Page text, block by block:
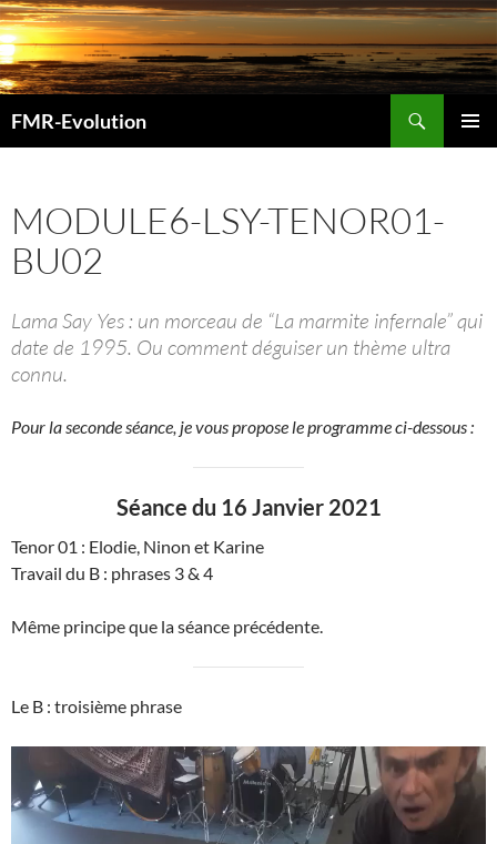
Aller
au
contenu
FMR-Evolution
MODULE6-LSY-TENOR01-
BU02
Lama Say Yes : un morceau de “La marmite infernale” qui
date de 1995. Ou comment déguiser un thème ultra
connu.
Pour la seconde séance, je vous propose le programme ci-dessous :
Séance du 16 Janvier 2021
Tenor 01 : Elodie, Ninon et Karine
Travail du B : phrases 3 & 4
Même principe que la séance précédente.
Le B : troisième phrase